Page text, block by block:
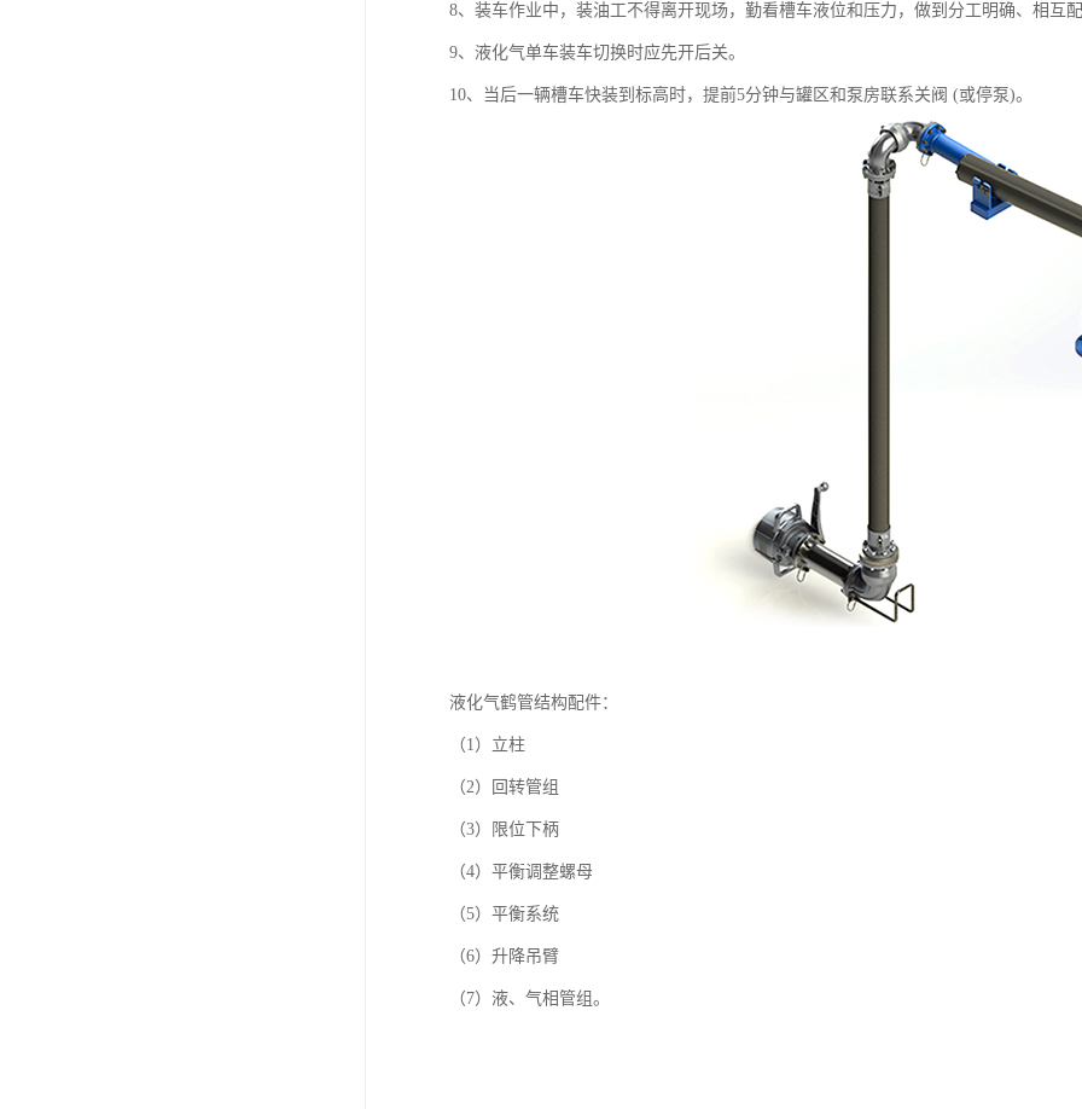
8、装车作业中，装油工不得离开现场，勤看槽车液位和压力，做到分工明确、相互
9、液化气单车装车切换时应先开后关。
10、当后一辆槽车快装到标高时，提前5分钟与罐区和泵房联系关阀 (或停泵)。
液化气鹤管结构配件：
（1）立柱
（2）回转管组
（3）限位下柄
（4）平衡调整螺母
（5）平衡系统
（6）升降吊臂
（7）液、气相管组。